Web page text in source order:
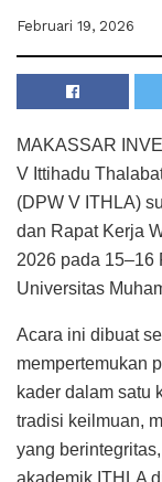
Februari 19, 2026
MAKASSAR
V Ittihadu
(DPW V ITHLA)
dan Rapat Kerja
2026 pada 15–16
Universitas
Acara ini dibuat
mempertemukan
kader dalam satu
tradisi keilmuan,
yang
akademik ITHLA